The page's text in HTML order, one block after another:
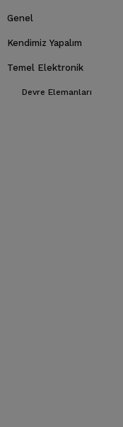
Genel
Kendimiz Yapalım
Temel Elektronik
Devre Elemanları